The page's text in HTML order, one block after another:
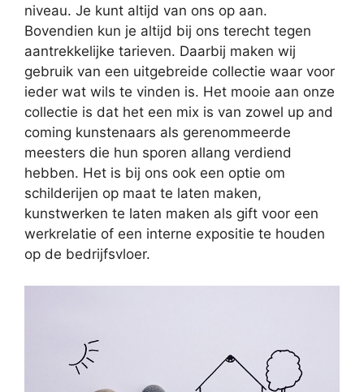
niveau. Je kunt altijd van ons op aan.
Bovendien kun je altijd bij ons terecht tegen
aantrekkelijke tarieven. Daarbij maken wij
gebruik van een uitgebreide collectie waar voor
ieder wat wils te vinden is. Het mooie aan onze
collectie is dat het een mix is van zowel up and
coming kunstenaars als gerenommeerde
meesters die hun sporen allang verdiend
hebben. Het is bij ons ook een optie om
schilderijen op maat te laten maken,
kunstwerken te laten maken als gift voor een
werkrelatie of een interne expositie te houden
op de bedrijfsvloer.